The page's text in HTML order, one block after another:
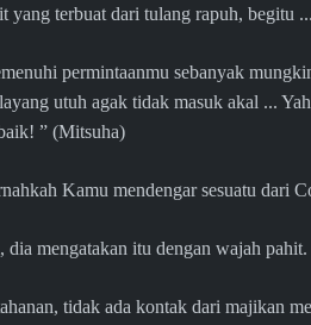
yang terbuat dari tulang rapuh, begitu
permintaanmu sebanyak
utuh agak tidak masuk akal ...
” (Mitsuha)
Kamu mendengar sesuatu dari
mengatakan itu dengan wajah pahit.
tidak ada kontak dari majikan